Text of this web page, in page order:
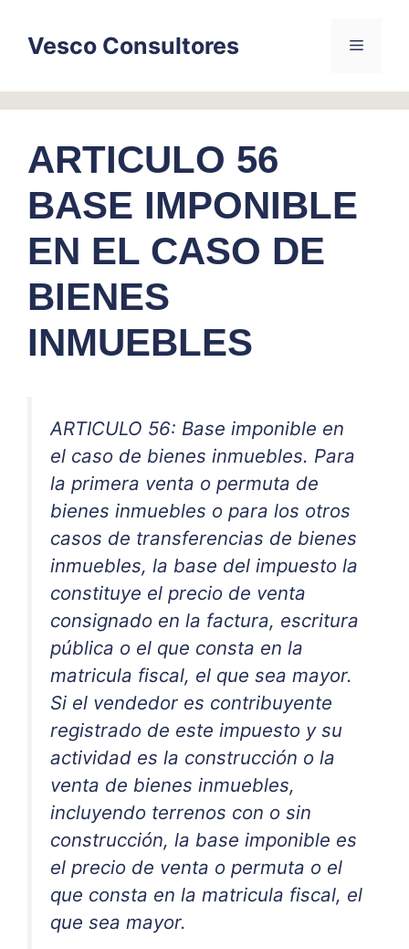
contentVesco Consultores Menu
ARTICULO 56
BASE IMPONIBLE
EN EL CASO DE
BIENES
INMUEBLES
ARTICULO 56: Base imponible en
el caso de bienes inmuebles. Para
la primera venta o permuta de
bienes inmuebles o para los otros
casos de transferencias de bienes
inmuebles, la base del impuesto la
constituye el precio de venta
consignado en la factura, escritura
pública o el que consta en la
matricula fiscal, el que sea mayor.
Si el vendedor es contribuyente
registrado de este impuesto y su
actividad es la construcción o la
venta de bienes inmuebles,
incluyendo terrenos con o sin
construcción, la base imponible es
el precio de venta o permuta o el
que consta en la matricula fiscal, el
que sea mayor.